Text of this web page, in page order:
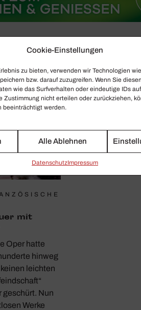
Cookie-Einstellungen
zu bieten, verwenden wir Technologien
bzw. darauf zuzugreifen. Wenn Sie
wie das Surfverhalten oder eindeutige IDs
Zustimmung nicht erteilen oder zurückziehen,
beeinträchtigt werden.
Alle Ablehnen
Daten­schutzImpressum
O
mit
Oper hatte
hinweg
leichten
geschürt. Nun
Werke